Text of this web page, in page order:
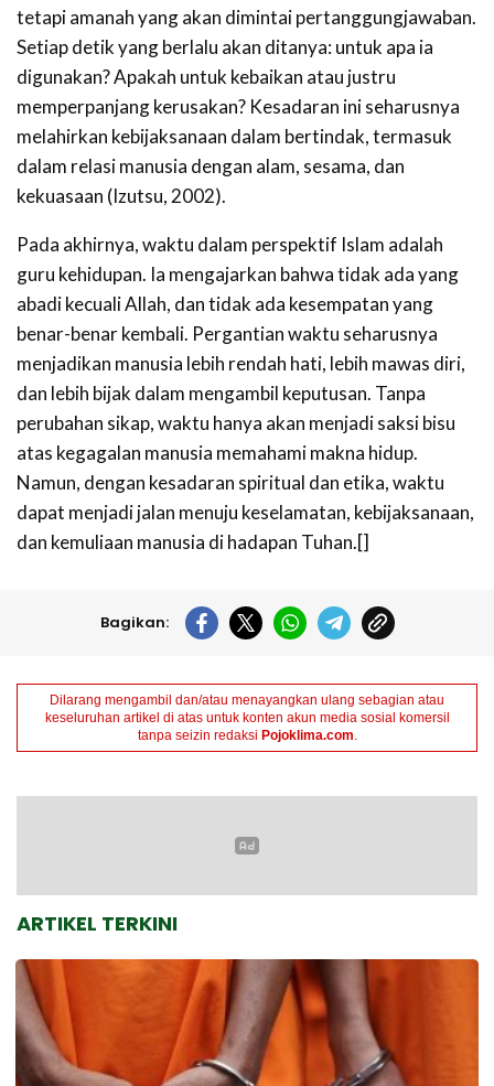
tetapi amanah yang akan dimintai pertanggungjawaban.
Setiap detik yang berlalu akan ditanya: untuk apa ia
digunakan? Apakah untuk kebaikan atau justru
memperpanjang kerusakan? Kesadaran ini seharusnya
melahirkan kebijaksanaan dalam bertindak, termasuk
dalam relasi manusia dengan alam, sesama, dan
kekuasaan (Izutsu, 2002).
Pada akhirnya, waktu dalam perspektif Islam adalah
guru kehidupan. Ia mengajarkan bahwa tidak ada yang
abadi kecuali Allah, dan tidak ada kesempatan yang
benar-benar kembali. Pergantian waktu seharusnya
menjadikan manusia lebih rendah hati, lebih mawas diri,
dan lebih bijak dalam mengambil keputusan. Tanpa
perubahan sikap, waktu hanya akan menjadi saksi bisu
atas kegagalan manusia memahami makna hidup.
Namun, dengan kesadaran spiritual dan etika, waktu
dapat menjadi jalan menuju keselamatan, kebijaksanaan,
dan kemuliaan manusia di hadapan Tuhan.[]
Bagikan:
Dilarang mengambil dan/atau menayangkan ulang sebagian atau
keseluruhan artikel di atas untuk konten akun media sosial komersil
tanpa seizin redaksi Pojoklima.com.
ARTIKEL TERKINI